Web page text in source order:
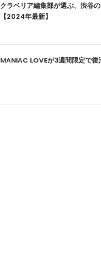
クラベリア編集部が選ぶ、渋谷
【2024年最新】
MANIAC LOVEが3週間限定で復